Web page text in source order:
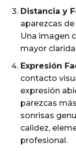
Distancia y
aparezcas
Una imagen
mayor
Expresión
contacto
expresión
parezcas
sonrisas
calidez,
profesional.